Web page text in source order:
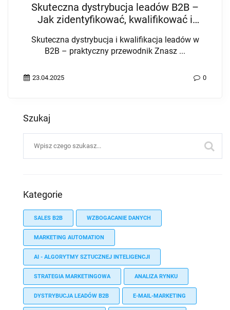
Szukaj
Kategorie
SALES B2B WZBOGACANIE DANYCH
MARKETING AUTOMATION
AI - ALGORYTMY SZTUCZNEJ INTELIGENCJI
STRATEGIA MARKETINGOWA ANALIZA RYNKU
DYSTRYBUCJA LEADÓW B2B E-MAIL-MARKETING
Skuteczna dystrybucja leadów B2B –
Jak zidentyfikować, kwalifikować i
Skuteczna dystrybucja i kwalifikacja leadów w
B2B – praktyczny przewodnik Znasz ...
23.04.2025 0